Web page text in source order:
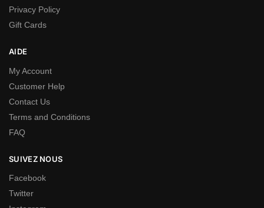
Privacy Policy
Gift Cards
AIDE
My Account
Customer Help
Contact Us
Terms and Conditions
FAQ
SUIVEZ NOUS
Facebook
Twitter